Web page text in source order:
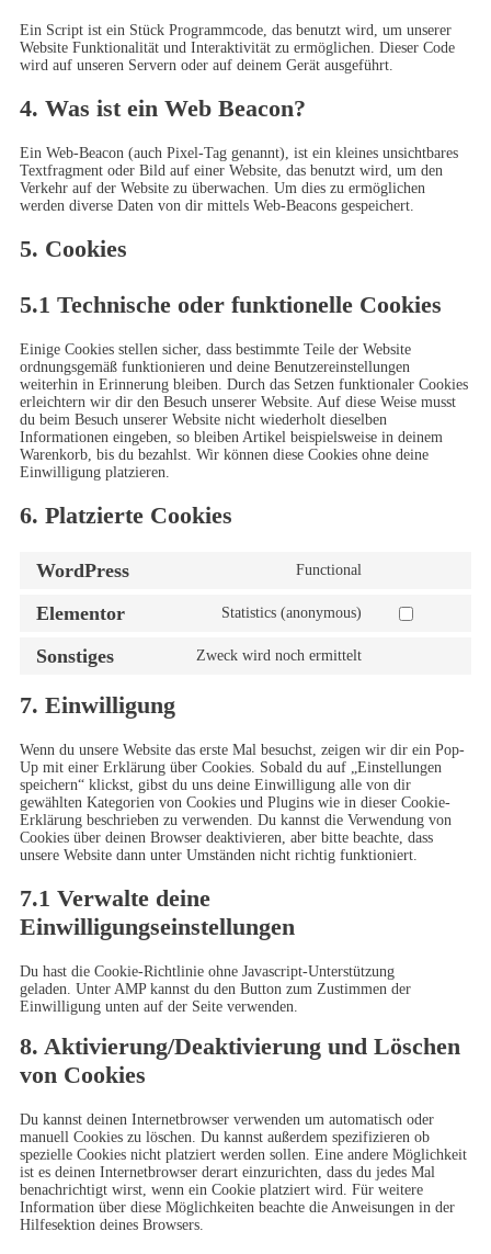
Ein Script ist ein Stück Programmcode, das benutzt wird, um unserer
Website Funktionalität und Interaktivität zu ermöglichen. Dieser Code
wird auf unseren Servern oder auf deinem Gerät ausgeführt.
4. Was ist ein Web Beacon?
Ein Web-Beacon (auch Pixel-Tag genannt), ist ein kleines unsichtbares
Textfragment oder Bild auf einer Website, das benutzt wird, um den
Verkehr auf der Website zu überwachen. Um dies zu ermöglichen
werden diverse Daten von dir mittels Web-Beacons gespeichert.
5. Cookies
5.1 Technische oder funktionelle Cookies
Einige Cookies stellen sicher, dass bestimmte Teile der Website
ordnungsgemäß funktionieren und deine Benutzereinstellungen
weiterhin in Erinnerung bleiben. Durch das Setzen funktionaler Cookies
erleichtern wir dir den Besuch unserer Website. Auf diese Weise musst
du beim Besuch unserer Website nicht wiederholt dieselben
Informationen eingeben, so bleiben Artikel beispielsweise in deinem
Warenkorb, bis du bezahlst. Wir können diese Cookies ohne deine
Einwilligung platzieren.
6. Platzierte Cookies
WordPress Functional
Elementor Statistics (anonymous)
Sonstiges Zweck wird noch ermittelt
7. Einwilligung
Wenn du unsere Website das erste Mal besuchst, zeigen wir dir ein Pop-
Up mit einer Erklärung über Cookies. Sobald du auf „Einstellungen
speichern“ klickst, gibst du uns deine Einwilligung alle von dir
gewählten Kategorien von Cookies und Plugins wie in dieser Cookie-
Erklärung beschrieben zu verwenden. Du kannst die Verwendung von
Cookies über deinen Browser deaktivieren, aber bitte beachte, dass
unsere Website dann unter Umständen nicht richtig funktioniert.
7.1 Verwalte deine
Einwilligungseinstellungen
Du hast die Cookie-Richtlinie ohne Javascript-Unterstützung
geladen. Unter AMP kannst du den Button zum Zustimmen der
Einwilligung unten auf der Seite verwenden.
8. Aktivierung/Deaktivierung und Löschen
von Cookies
Du kannst deinen Internetbrowser verwenden um automatisch oder
manuell Cookies zu löschen. Du kannst außerdem spezifizieren ob
spezielle Cookies nicht platziert werden sollen. Eine andere Möglichkeit
ist es deinen Internetbrowser derart einzurichten, dass du jedes Mal
benachrichtigt wirst, wenn ein Cookie platziert wird. Für weitere
Information über diese Möglichkeiten beachte die Anweisungen in der
Hilfesektion deines Browsers.